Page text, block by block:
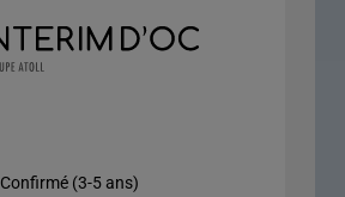
Confirmé (3-5 ans)